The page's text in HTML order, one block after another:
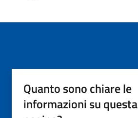
Quanto sono chiare le
informazioni su questa